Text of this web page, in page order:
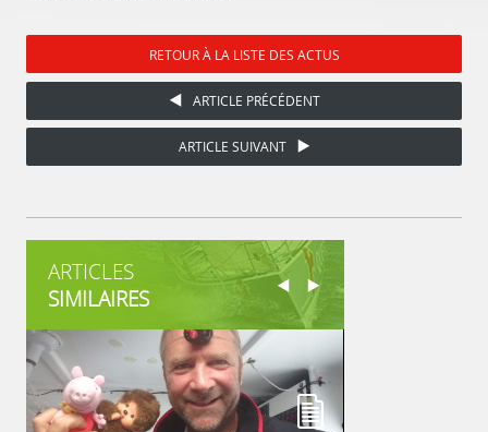
RETOUR À LA LISTE DES ACTUS
ARTICLE PRÉCÉDENT
ARTICLE SUIVANT
ARTICLES
SIMILAIRES